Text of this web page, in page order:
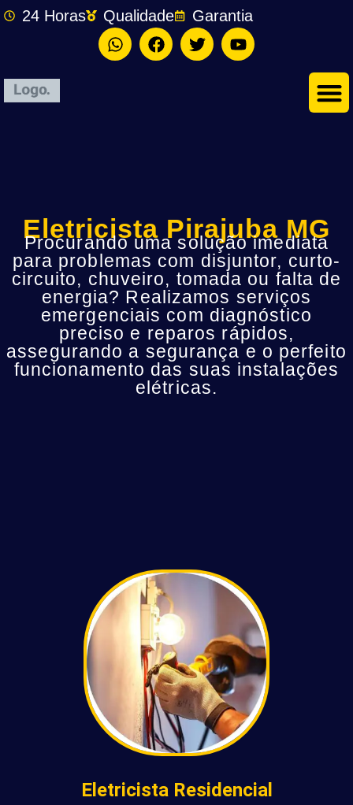
24 Horas Qualidade Garantia
Eletricista Pirajuba MG
Procurando uma solução imediata
para problemas com disjuntor, curto-
circuito, chuveiro, tomada ou falta de
energia? Realizamos serviços
emergenciais com diagnóstico
preciso e reparos rápidos,
assegurando a segurança e o perfeito
funcionamento das suas instalações
elétricas.
Eletricista Residencial